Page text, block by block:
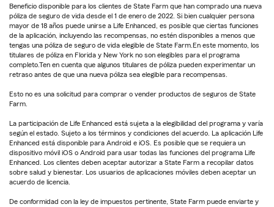
Beneficio disponible para los clientes de State Farm que han comprado una nueva
póliza de seguro de vida desde el 1 de enero de 2022. Si bien cualquier persona
mayor de 18 años puede unirse a Life Enhanced, es posible que ciertas funciones
de la aplicación, incluyendo las recompensas, no estén disponibles a menos que
tengas una póliza de seguro de vida elegible de State Farm.En este momento, los
titulares de póliza en Florida y New York no son elegibles para el programa
completo.Ten en cuenta que algunos titulares de póliza pueden experimentar un
retraso antes de que una nueva póliza sea elegible para recompensas.
Esto no es una solicitud para comprar o vender productos de seguros de State
Farm.
La participación de Life Enhanced está sujeta a la elegibilidad del programa y varía
según el estado. Sujeto a los términos y condiciones del acuerdo. La aplicación Life
Enhanced está disponible para Android e iOS. Es posible que se requiera un
dispositivo móvil iOS o Android para usar todas las funciones del programa Life
Enhanced. Los clientes deben aceptar autorizar a State Farm a recopilar datos
sobre salud y bienestar. Los usuarios de aplicaciones móviles deben aceptar un
acuerdo de licencia.
De conformidad con la ley de impuestos pertinente, State Farm puede enviarte y